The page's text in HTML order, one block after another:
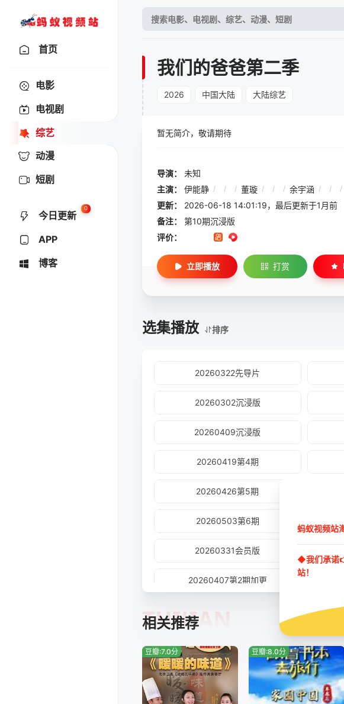
首页
电影
电视剧
综艺
动漫
短剧
今日更新
0
APP
博客
我们的爸爸第二季
2026 中国大陆 大陆综艺
暂无简介，敬请期待
导演：
未知
主演：
伊能静 / / / 董璇 / / / 余宇涵 / / /
更新：
2026-06-18 14:01:19，最后更新于1月前
备注：
第10期沉浸版
评价：
立即播放 打赏
选集播放 排序
20260322先导片
20260302沉浸版
20260409沉浸版
20260419第4期
20260426第5期
20260503第6期
20260331会员版
20260407第2期加更
20260504纯享版
20260512(第7期加更)
相关推荐
TUIJIAN
豆瓣:7.0分 豆瓣:8.0分
蚂蚁视频站
◆我们承诺
站！